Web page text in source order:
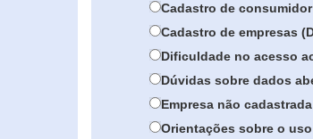
Cadastro de
Cadastro de empresas
Dificuldade no acesso
Dúvidas sobre dados
Empresa não
Orientações sobre o